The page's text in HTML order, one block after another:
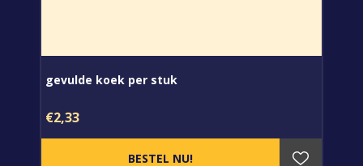
gevulde koek per stuk
€2,33